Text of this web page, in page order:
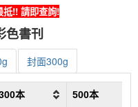
!! 請即查詢!
色書刊
封面300g
本 500本